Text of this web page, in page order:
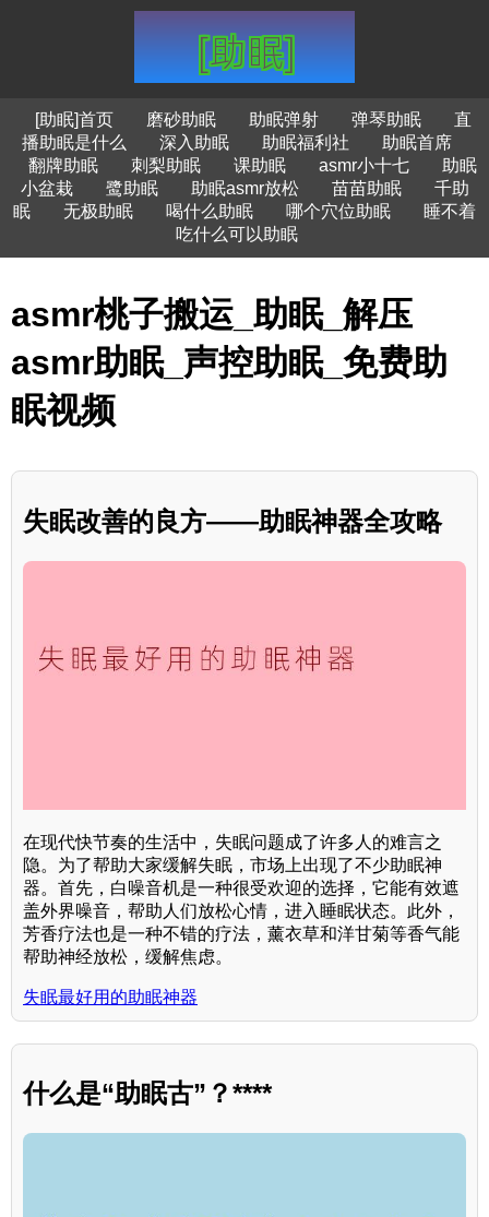
[助眠]首页 磨砂助眠 助眠弹射 弹琴助眠
直
播助眠是什么
深入助眠 助眠福利社
助眠首席
翻牌助眠
刺梨助眠 课助眠 asmr小十七
助眠
小盆栽
鹭助眠 助眠asmr放松 苗苗助眠
千助
眠
无极助眠 喝什么助眠 哪个穴位助眠
睡不着
吃什么可以助眠
asmr桃子搬运_助眠_解压
asmr助眠_声控助眠_免费助
眠视频
失眠改善的良方——助眠神器全攻略
在现代快节奏的生活中，失眠问题成了许多人的难言之
隐。为了帮助大家缓解失眠，市场上出现了不少助眠神
器。首先，白噪音机是一种很受欢迎的选择，它能有效遮
盖外界噪音，帮助人们放松心情，进入睡眠状态。此外，
芳香疗法也是一种不错的疗法，薰衣草和洋甘菊等香气能
帮助神经放松，缓解焦虑。
失眠最好用的助眠神器
什么是“助眠古”？****